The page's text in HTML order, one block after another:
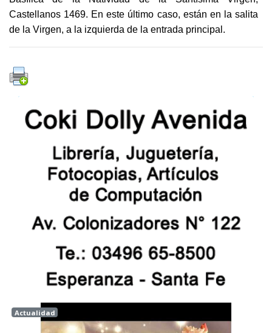
Castellanos 1469. En este último caso, están en la salita
de la Virgen, a la izquierda de la entrada principal.
Actualidad
Esperanza